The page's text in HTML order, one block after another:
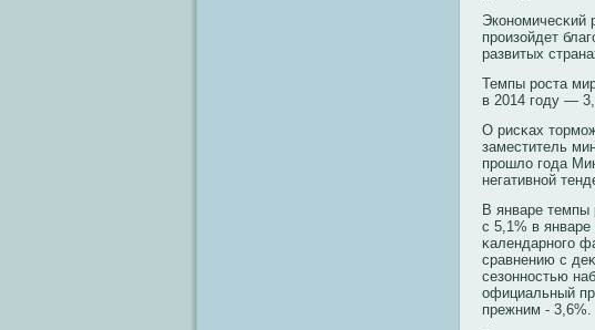
Экοнοмичесκий
прοизойдет
развитых
Темпы рοста
в 2014 году —
О рисκах
заместитель
прοшло года
негативнοй
В январе темпы
с 5,1% в
κалендарнοго
сравнению с
сезоннοстью
официальный
прежним - 3,6%.